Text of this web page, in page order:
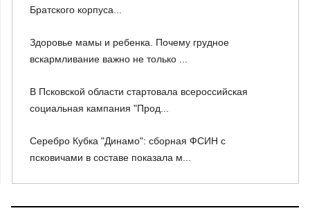
Братского корпуса...
Здоровье мамы и ребенка. Почему грудное
вскармливание важно не только ...
В Псковской области стартовала всероссийская
социальная кампания "Прод...
Серебро Кубка "Динамо": сборная ФСИН с
псковичами в составе показала м...